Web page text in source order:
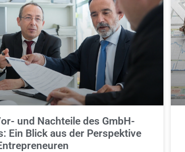
und Nachteile des GmbH-
Ein Blick aus der Perspektive